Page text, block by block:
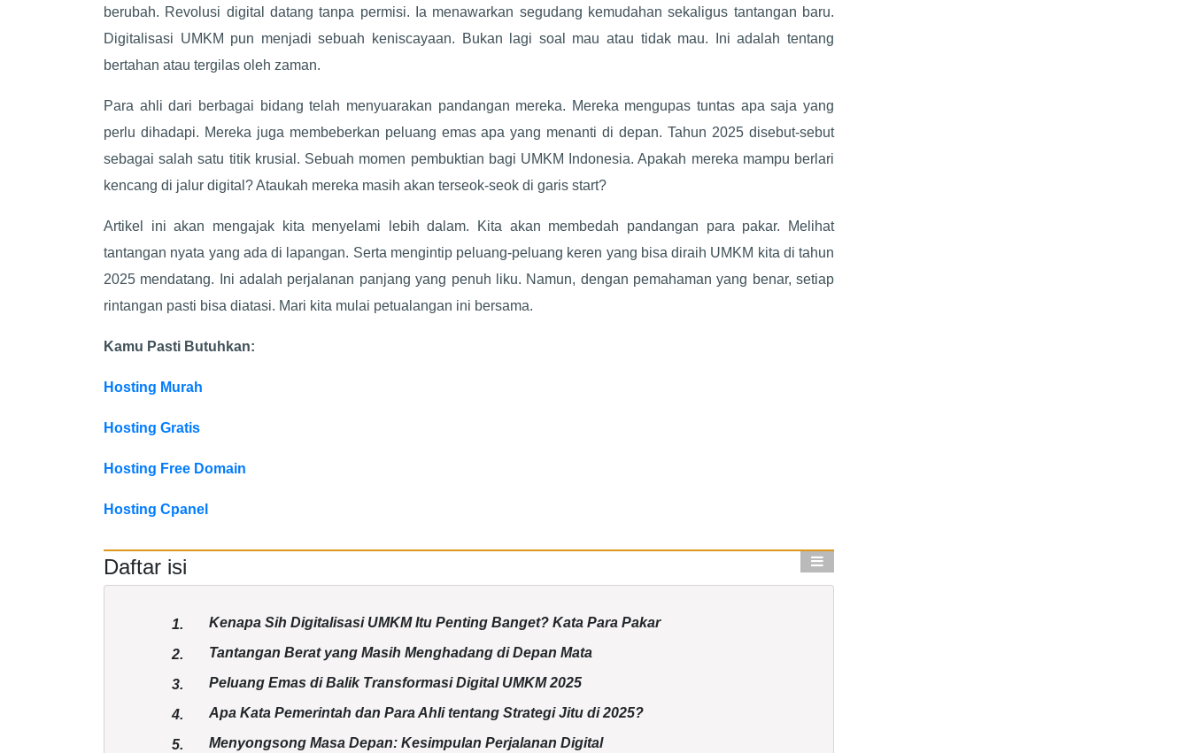
berubah. Revolusi digital datang tanpa permisi. Ia menawarkan segudang kemudahan sekaligus tantangan baru.
Digitalisasi UMKM pun menjadi sebuah keniscayaan. Bukan lagi soal mau atau tidak mau. Ini adalah tentang
bertahan atau tergilas oleh zaman.
Para ahli dari berbagai bidang telah menyuarakan pandangan mereka. Mereka mengupas tuntas apa saja yang
perlu dihadapi. Mereka juga membeberkan peluang emas apa yang menanti di depan. Tahun 2025 disebut-sebut
sebagai salah satu titik krusial. Sebuah momen pembuktian bagi UMKM Indonesia. Apakah mereka mampu berlari
kencang di jalur digital? Ataukah mereka masih akan terseok-seok di garis start?
Artikel ini akan mengajak kita menyelami lebih dalam. Kita akan membedah pandangan para pakar. Melihat
tantangan nyata yang ada di lapangan. Serta mengintip peluang-peluang keren yang bisa diraih UMKM kita di tahun
2025 mendatang. Ini adalah perjalanan panjang yang penuh liku. Namun, dengan pemahaman yang benar, setiap
rintangan pasti bisa diatasi. Mari kita mulai petualangan ini bersama.
Kamu Pasti Butuhkan:
Hosting Murah
Hosting Gratis
Hosting Free Domain
Hosting Cpanel
Daftar isi
1. Kenapa Sih Digitalisasi UMKM Itu Penting Banget? Kata Para Pakar
2. Tantangan Berat yang Masih Menghadang di Depan Mata
3. Peluang Emas di Balik Transformasi Digital UMKM 2025
4. Apa Kata Pemerintah dan Para Ahli tentang Strategi Jitu di 2025?
5. Menyongsong Masa Depan: Kesimpulan Perjalanan Digital